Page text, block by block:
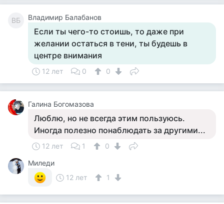
ВБ Владимир Балабанов
Если ты чего-то стоишь, то даже при
желании остаться в тени, ты будешь в
центре внимания
12 лет 0 0
Галина Богомазова
Люблю, но не всегда этим пользуюсь.
Иногда полезно понаблюдать за другими...
12 лет 1
0
Миледи
12 лет
1